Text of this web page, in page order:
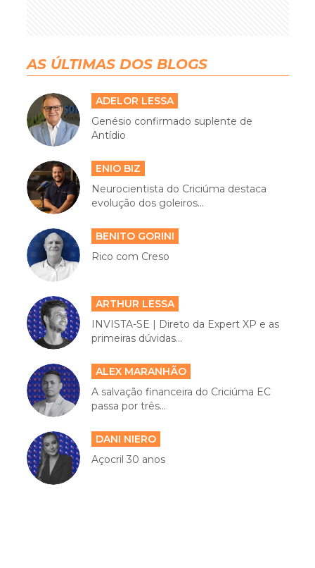
AS ÚLTIMAS DOS BLOGS
ADELOR LESSA
Genésio confirmado suplente de
Antídio
ENIO BIZ
Neurocientista do Criciúma destaca
evolução dos goleiros...
BENITO GORINI
Rico com Creso
ARTHUR LESSA
INVISTA-SE | Direto da Expert XP e as
primeiras dúvidas...
ALEX MARANHÃO
A salvação financeira do Criciúma EC
passa por três...
DANI NIERO
Açocril 30 anos